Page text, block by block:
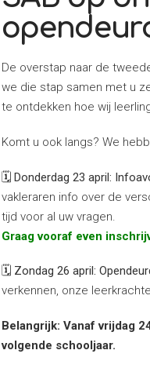
De overstap naar de
we die stap samen met u
te ontdekken hoe wij
Komt u ook langs? We
🗓️ Donderdag 23 april:
vakleraren info over de
tijd voor al uw vragen.
Graag vooraf even
🗓️ Zondag 26 april:
verkennen, onze
Belangrijk: Vanaf vrijdag
volgende schooljaar.